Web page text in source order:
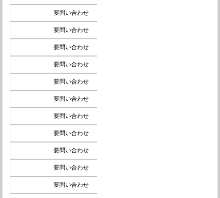
要問い合わせ
要問い合わせ
要問い合わせ
要問い合わせ
要問い合わせ
要問い合わせ
要問い合わせ
要問い合わせ
要問い合わせ
要問い合わせ
要問い合わせ